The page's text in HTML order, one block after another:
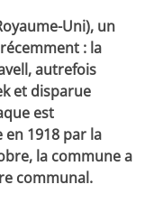
Uni), un
: la
autrefois
et disparue
est
1918 par la
la commune a
communal.